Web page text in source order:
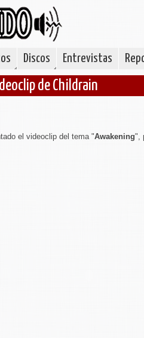
Discos Entrevistas
de Childrain
el videoclip del tema "Awakening",